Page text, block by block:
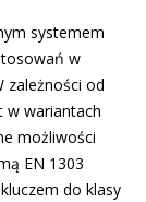
systemem
w
zależności od
w wariantach
możliwości
EN 1303
do klasy